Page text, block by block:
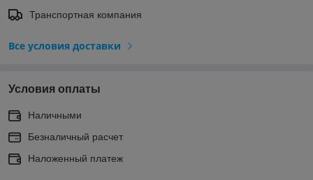
Транспортная компания
Все условия доставки
Условия оплаты
Наличными
Безналичный расчет
Наложенный платеж